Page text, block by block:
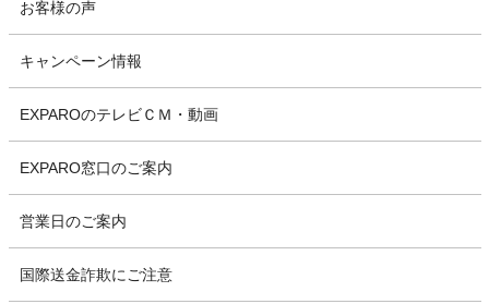
お客様の声
キャンペーン情報
EXPAROのテレビＣＭ・動画
EXPARO窓口のご案内
営業日のご案内
国際送金詐欺にご注意